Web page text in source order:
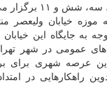
برگزار می گردد.
موزه خیابان ولیعصر
به جایگاه این
عمومی در شهر
این عرصه شهری برای
راهکارهایی در